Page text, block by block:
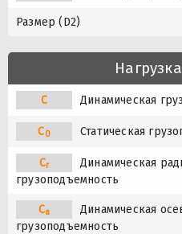
Размер (D2)
C Динамическая
C0 Статическая
Cr
Динамическая
грузоподъемность
Ca
Динамическая
грузоподъемность